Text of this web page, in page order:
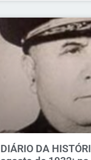
DIÁRIO DA